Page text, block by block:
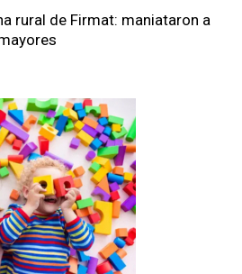
rural de Firmat: maniataron a